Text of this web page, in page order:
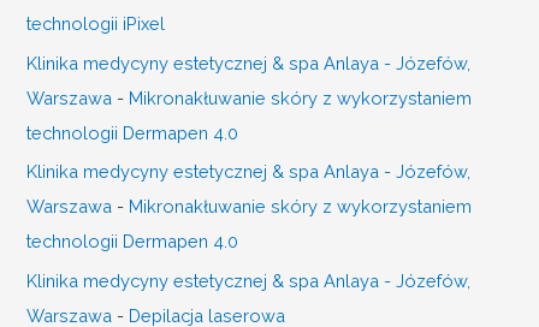
technologii iPixel
Klinika medycyny estetycznej & spa Anlaya - Józefów,
Warszawa - Mikronakłuwanie skóry z wykorzystaniem
technologii Dermapen 4.0
Klinika medycyny estetycznej & spa Anlaya - Józefów,
Warszawa - Mikronakłuwanie skóry z wykorzystaniem
technologii Dermapen 4.0
Klinika medycyny estetycznej & spa Anlaya - Józefów,
Warszawa - Depilacja laserowa